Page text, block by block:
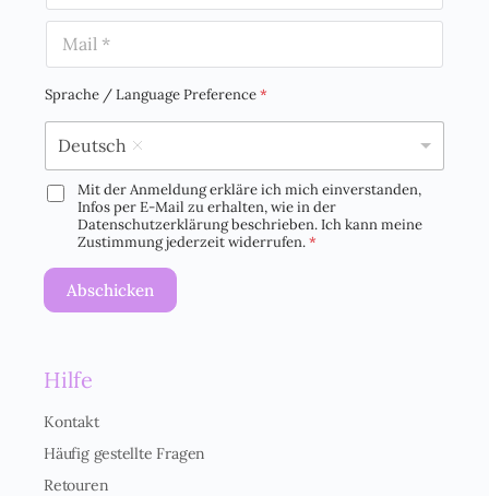
m
a
iSprache / Language Preference*
Deutsch
D
O
E
v
r
t
ä
Mit der Anmeldung erkläre ich mich einverstanden,
Infos per E-Mail zu erhalten, wie in der
Datenschutzerklärung beschrieben. Ich kann meine
Zustimmung jederzeit widerrufen.*
Abschicken
Hilfe
Kontakt
Häufig gestellte Fragen
Retouren